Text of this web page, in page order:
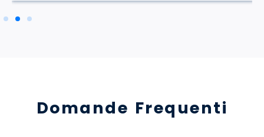
Domande Frequenti